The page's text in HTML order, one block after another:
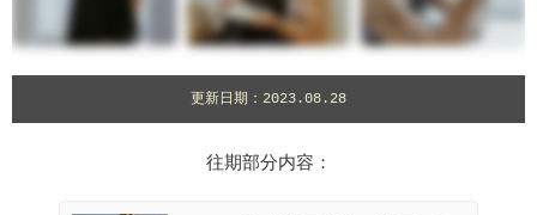
更新日期：2023.08.28
往期部分内容：